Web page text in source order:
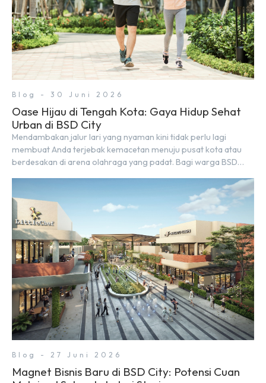
Blog - 30 Juni 2026
Oase Hijau di Tengah Kota: Gaya Hidup Sehat
Urban di BSD City
Mendambakan jalur lari yang nyaman kini tidak perlu lagi
membuat Anda terjebak kemacetan menuju pusat kota atau
berdesakan di arena olahraga yang padat. Bagi warga BSD
sekitar yang rindang, estetik, dan menenangkan. Sebagai
kawasan township terpadu, BSD City terus bertransformasi
menjadi area hunian modern yang sangat mendukung […]
Blog - 27 Juni 2026
Magnet Bisnis Baru di BSD City: Potensi Cuan